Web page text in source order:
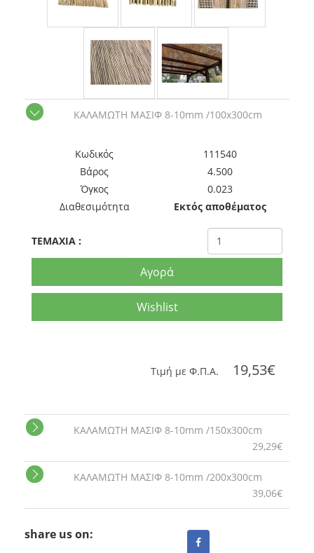
ΚΑΛΑΜΩΤΗ ΜΑΣΙΦ 8-10mm /100x300cm
Kωδικός
111540
Βάρος
4.500
Όγκος
0.023
Διαθεσιμότητα
Εκτός αποθέματος
TEMAXIA :
Αγορά
Wishlist
Tιμή με Φ.Π.Α. 19,53€
ΚΑΛΑΜΩΤΗ ΜΑΣΙΦ 8-10mm /150x300cm
29,29€
ΚΑΛΑΜΩΤΗ ΜΑΣΙΦ 8-10mm /200x300cm
39,06€
share us on: